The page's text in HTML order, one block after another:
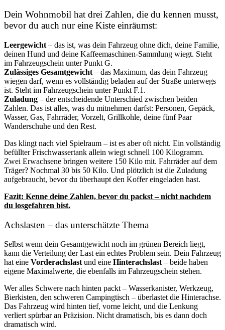
Dein Wohnmobil hat drei Zahlen, die du kennen musst,
bevor du auch nur eine Kiste einräumst:
Leergewicht – das ist, was dein Fahrzeug ohne dich, deine Familie,
deinen Hund und deine Kaffeemaschinen-Sammlung wiegt. Steht
im Fahrzeugschein unter Punkt G.
Zulässiges Gesamtgewicht – das Maximum, das dein Fahrzeug
wiegen darf, wenn es vollständig beladen auf der Straße unterwegs
ist. Steht im Fahrzeugschein unter Punkt F.1.
Zuladung – der entscheidende Unterschied zwischen beiden
Zahlen. Das ist alles, was du mitnehmen darfst: Personen, Gepäck,
Wasser, Gas, Fahrräder, Vorzelt, Grillkohle, deine fünf Paar
Wanderschuhe und den Rest.
Das klingt nach viel Spielraum – ist es aber oft nicht. Ein vollständig
befüllter Frischwassertank allein wiegt schnell 100 Kilogramm.
Zwei Erwachsene bringen weitere 150 Kilo mit. Fahrräder auf dem
Träger? Nochmal 30 bis 50 Kilo. Und plötzlich ist die Zuladung
aufgebraucht, bevor du überhaupt den Koffer eingeladen hast.
Fazit: Kenne deine Zahlen, bevor du packst – nicht nachdem
du losgefahren bist.
Achslasten – das unterschätzte Thema
Selbst wenn dein Gesamtgewicht noch im grünen Bereich liegt,
kann die Verteilung der Last ein echtes Problem sein. Dein Fahrzeug
hat eine Vorderachslast und eine Hinterachslast – beide haben
eigene Maximalwerte, die ebenfalls im Fahrzeugschein stehen.
Wer alles Schwere nach hinten packt – Wasserkanister, Werkzeug,
Bierkisten, den schweren Campingtisch – überlastet die Hinterachse.
Das Fahrzeug wird hinten tief, vorne leicht, und die Lenkung
verliert spürbar an Präzision. Nicht dramatisch, bis es dann doch
dramatisch wird.